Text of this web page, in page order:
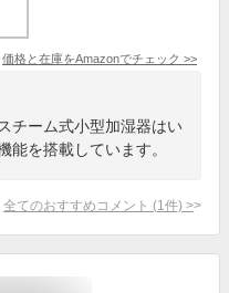
価格と在庫をAmazonでチェック >>
チーム式小型加湿器はい
能を搭載しています。
全てのおすすめコメント (1 件) >